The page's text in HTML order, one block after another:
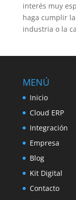
interés muy
haga cumplir
industria o la
MENÚ
Inicio
Cloud ERP
Integración
Empresa
Blog
Kit Digital
Contacto